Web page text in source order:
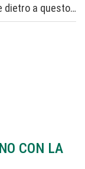
dietro a questo…
CON LA